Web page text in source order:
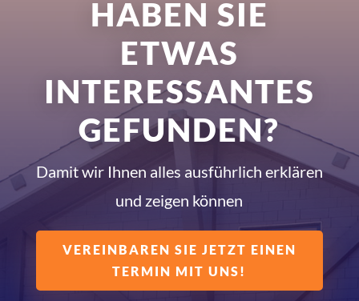
HABEN SIE
ETWAS
INTERESSANTES
GEFUNDEN?
Damit wir Ihnen alles ausführlich erklären
und zeigen können
VEREINBAREN SIE JETZT EINEN
TERMIN MIT UNS!